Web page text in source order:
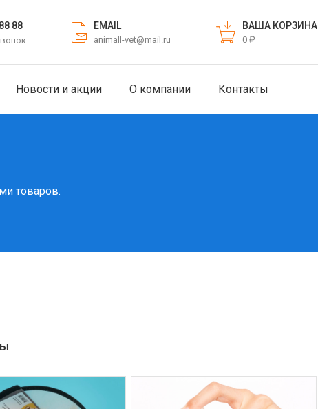
88 EMAIL
animall-vet@mail.ru
ВАША КОРЗИНА
0 ₽
Новости и акции О компании Контакты
товаров.